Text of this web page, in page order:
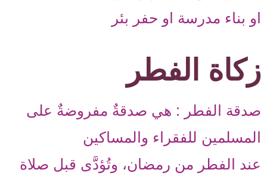
او بناء مدرسة او حفر بئر
زكاة الفطر
صدقة الفطر : هي صدقةٌ مفروضةٌ على
المسلمين للفقراء والمساكين
عند الفطر من رمضان، وتُؤدَّى قبل صلاة